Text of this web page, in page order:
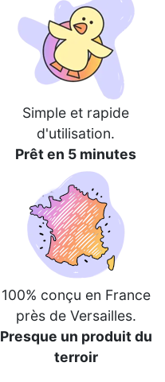
Simple et rapide
d'utilisation.
Prêt en 5 minutes
100% conçu en France
près de Versailles.
Presque un produit du
terroir